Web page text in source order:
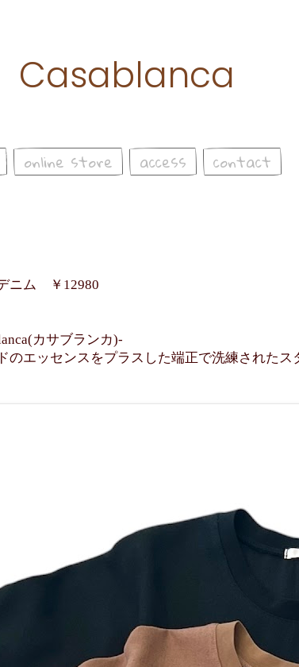
Casablanca
online store access contact
ニム ￥12980
カサブランカ)-
のエッセンスをプラスした端正で洗練されたス